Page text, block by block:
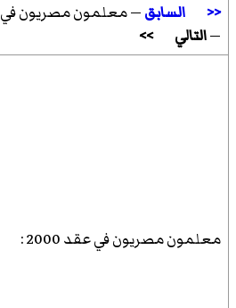
<< السابق— معلمون مصريون في
—التالي >>
معلمون مصريون في عقد 2000 :